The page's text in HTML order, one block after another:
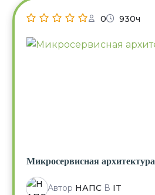
0 930ч
Микросервисная архитектура
Автор НАПСВ IT